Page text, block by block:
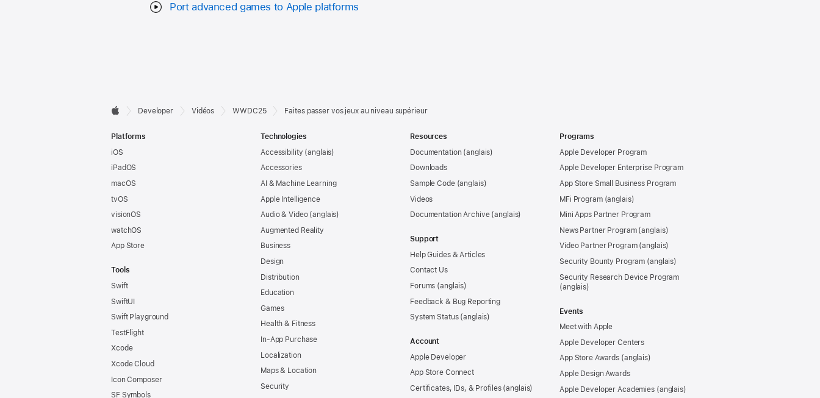
Port advanced games to Apple platforms
Developer
Footer

Developer Vidéos WWDC25 Faites passer vos jeux au niveau supérieur
Platforms
iOS
iPadOS
macOS
tvOS
visionOS
watchOS
App Store
Tools
Swift
SwiftUI
Swift Playground
TestFlight
Xcode
Xcode Cloud
Icon Composer
SF Symbols
Technologies
Accessibility
Accessories
AI & Machine Learning
Apple Intelligence
Audio & Video
Augmented Reality
Business
Design
Distribution
Education
Games
Health & Fitness
In-App Purchase
Localization
Maps & Location
Security
Resources
Documentation
Downloads
Sample Code
Videos
Documentation Archive
Support
Help Guides & Articles
Contact Us
Forums
Feedback & Bug Reporting
System Status
Account
Apple Developer
App Store Connect
Certificates, IDs, & Profiles
Programs
Apple Developer Program
Apple Developer Enterprise Program
App Store Small Business Program
MFi Program
Mini Apps Partner Program
News Partner Program
Video Partner Program
Security Bounty Program
Security Research Device Program
Events
Meet with Apple
Apple Developer Centers
App Store Awards
Apple Design Awards
Apple Developer Academies